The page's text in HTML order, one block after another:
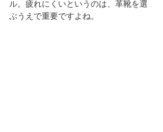
ル。疲れにくいというのは、革靴を選
ぶうえで重要ですよね。